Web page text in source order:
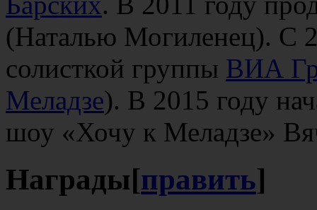
(Наталью Могиленец). С
солисткой группы ВИА
Меладзе). В 2015 году
шоу «Хочу к Меладзе»
Награды[править]